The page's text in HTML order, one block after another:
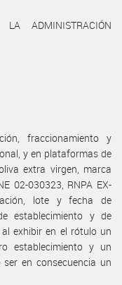
ADMINISTRACIÓN
fraccionamiento y
y en plataformas de
extra virgen, marca
02-030323, RNPA EX-
lote y fecha de
establecimiento y de
exhibir en el rótulo un
establecimiento y un
en consecuencia un